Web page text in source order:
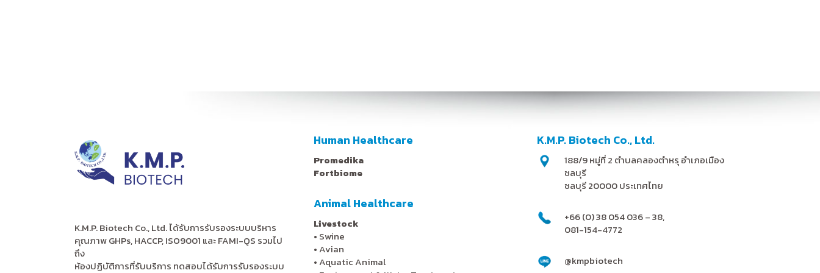
K.M.P. Biotech Co., Ltd. ได้รับการรับรองระบบบริหาร
คุณภาพ GHPs, HACCP, ISO9001 และ FAMI-QS รวมไป
ถึง
ห้องปฏิบัติการที่รับบริการ ทดสอบได้รับการรับรองระบบ
Human Healthcare
Promedika
Fortbiome
Animal Healthcare
Livestock
• Swine
•Avian
•Aquatic Animal
K.M.P. Biotech Co., Ltd.
188/9 หมู่ที่ 2 ตำบลคลองตำหรุ อำเภอเมือง
ชลบุรี
ชลบุรี 20000 ประเทศไทย
+66 (0) 38 054 036 – 38,
081-154-4772
@kmpbiotech